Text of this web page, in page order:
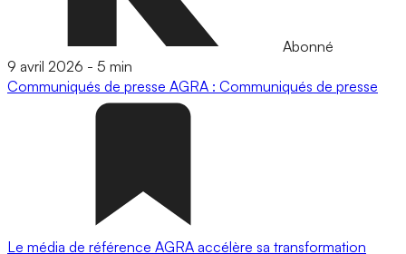
Abonné
9 avril 2026 - 5 min
Communiqués de presse AGRA : Communiqués de presse
Le média de référence AGRA accélère sa transformation